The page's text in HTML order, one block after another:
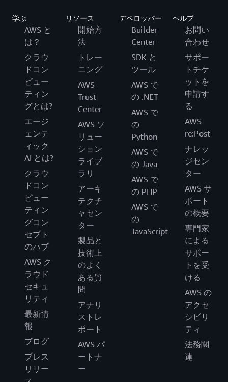
学ぶ
AWS と
は？
クラウ
ドコン
ピュー
ティン
グとは?
エージ
ェンテ
ィック
AI とは?
クラウ
ドコン
ピュー
ティン
グコン
セプト
のハブ
AWS ク
ラウド
セキュ
リティ
最新情
報
ブログ
プレス
リリー
リソース
開始方
法
トレー
ニング
AWS
Trust
Center
AWS ソ
リュー
ション
ライブ
ラリ
アーキ
テクチ
ャセン
ター
製品と
技術上
のよく
ある質
問
アナリ
ストレ
ポート
AWS パ
ートナ
ー
デベロッパー
Builder
Center
SDK と
ツール
AWS で
の .NET
AWS で
の
Python
AWS で
の Java
AWS で
の PHP
AWS で
の
JavaScript
ヘルプ
お問い
合わせ
サポー
トチケ
ットを
申請す
る
AWS
re:Post
ナレッ
ジセン
ター
AWS サ
ポート
の概要
専門家
による
サポー
トを受
ける
AWS の
アクセ
シビリ
ティ
法務関
連